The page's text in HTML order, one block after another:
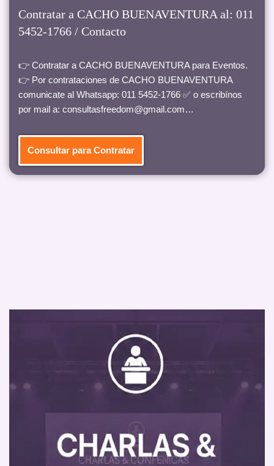
Contratar a CACHO BUENAVENTURA al: 011
5452-1766 / Contacto
👉 Contratar a CACHO BUENAVENTURA para Eventos.
👉 Por contrataciones de CACHO BUENAVENTURA
comunicate al Whatsapp: 011 5452-1766 ✅ o escribínos
por mail a: consultasfreedom@gmail.com…
Consultar para Contratar